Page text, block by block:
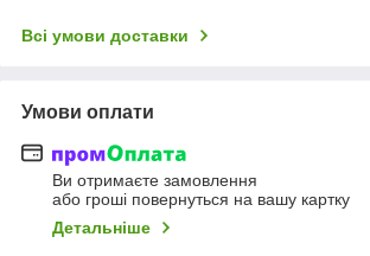
Всі умови доставки
Умови оплати
Ви отримаєте замовлення
або гроші повернуться на вашу картку
Детальніше